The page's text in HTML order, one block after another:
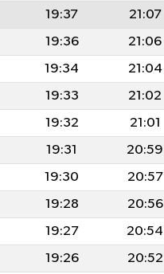
19:37
21:07
19:36
21:06
19:34
21:04
19:33
21:02
19:32
21:01
19:31
20:59
19:30
20:57
19:28
20:56
19:27
20:54
19:26
20:52